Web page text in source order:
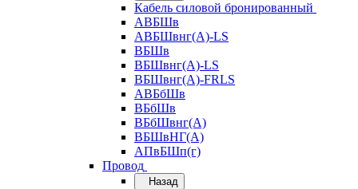
Кабель силовой бронированный
АВБШв
АВБШвнг(А)-LS
ВБШв
ВБШвнг(А)-LS
ВБШвнг(А)-FRLS
АВБбШв
ВБбШв
ВБбШвнг(А)
ВБШвНГ(А)
АПвБШп(г)
Провод
Назад